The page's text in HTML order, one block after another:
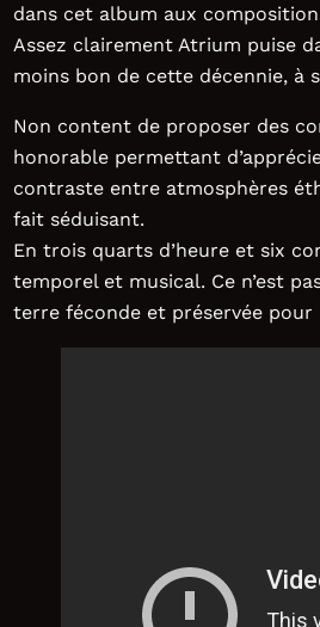
dans cet album aux
Assez clairement Atrium puise
moins bon de cette décennie, à
Non content de proposer des
honorable permettant
contraste entre atmosphères
fait séduisant.
En trois quarts d’heure et six
temporel et musical. Ce n’est
terre féconde et préservée pour